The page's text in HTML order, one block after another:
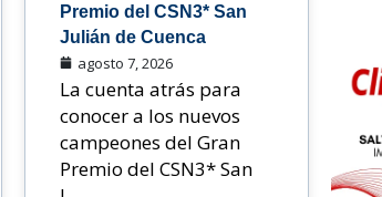
Premio del CSN3* San
Julián de Cuenca
agosto 7, 2026
La cuenta atrás para
conocer a los nuevos
campeones del Gran
Premio del CSN3* San